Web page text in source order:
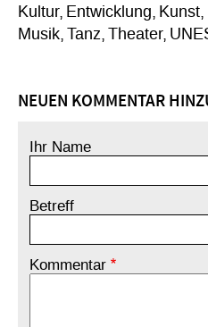
Kultur Entwicklung Kunst
Musik Tanz Theater
NEUEN KOMMENTAR
Ihr Name
Betreff
Kommentar